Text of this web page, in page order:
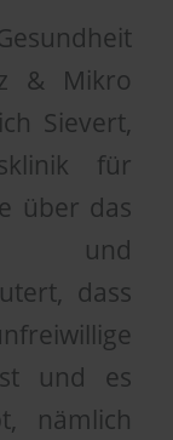
& Mikro
Sievert,
für
über das
und
dass
und es
nämlich